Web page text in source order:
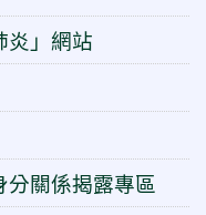
炎」網站
關係揭露專區